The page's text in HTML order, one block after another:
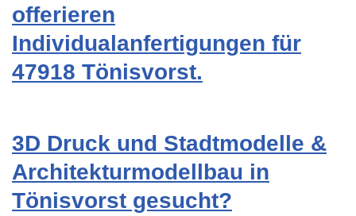
offerieren
Individualanfertigungen für
47918 Tönisvorst.
3D Druck und Stadtmodelle &
Architekturmodellbau in
Tönisvorst gesucht?